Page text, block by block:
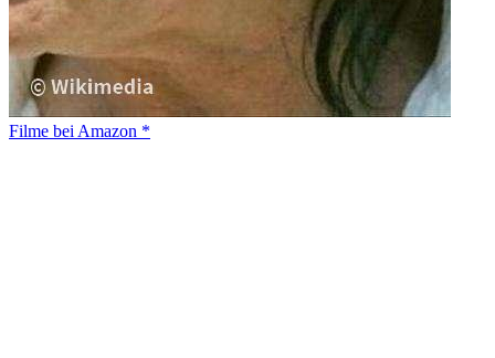
Filme bei Amazon *